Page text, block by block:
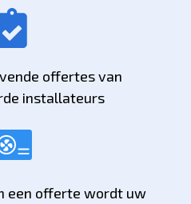
offertes van
installateurs
een offerte wordt uw